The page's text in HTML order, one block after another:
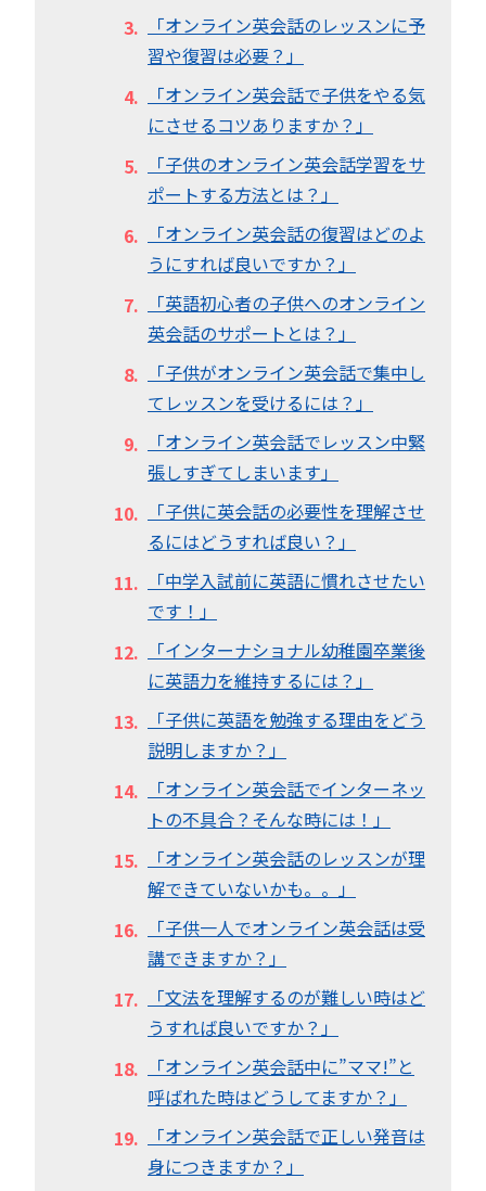
「オンライン英会話のレッスンに予
習や復習は必要？」
「オンライン英会話で子供をやる気
にさせるコツありますか？」
「子供のオンライン英会話学習をサ
ポートする方法とは？」
「オンライン英会話の復習はどのよ
うにすれば良いですか？」
「英語初心者の子供へのオンライン
英会話のサポートとは？」
「子供がオンライン英会話で集中し
てレッスンを受けるには？」
「オンライン英会話でレッスン中緊
張しすぎてしまいます」
「子供に英会話の必要性を理解させ
るにはどうすれば良い？」
「中学入試前に英語に慣れさせたい
です！」
「インターナショナル幼稚園卒業後
に英語力を維持するには？」
「子供に英語を勉強する理由をどう
説明しますか？」
「オンライン英会話でインターネッ
トの不具合？そんな時には！」
「オンライン英会話のレッスンが理
解できていないかも。。」
「子供一人でオンライン英会話は受
講できますか？」
「文法を理解するのが難しい時はど
うすれば良いですか？」
「オンライン英会話中に”ママ!”と
呼ばれた時はどうしてますか？」
「オンライン英会話で正しい発音は
身につきますか？」